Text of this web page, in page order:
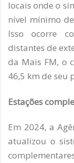
locais onde o
nível mínimo
Isso ocorre
distantes de
da Mais FM, o
46,5 km de seu
Estações
Em 2024, a
atualizou o